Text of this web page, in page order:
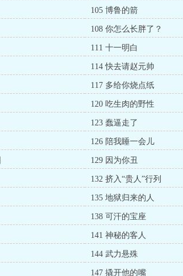
105 博鲁的箭
108 你怎么长胖了？
111 十一明白
114 快去请赵元帅
117 多给你烧点纸
120 吃生肉的野性
123 蠢逼走了
126 陪我睡一会儿
129 因为你丑
132 挤入“贵人”行列
135 地狱归来的人
138 可汗的宝座
141 神秘的客人
144 武力悬殊
147 撬开他的嘴